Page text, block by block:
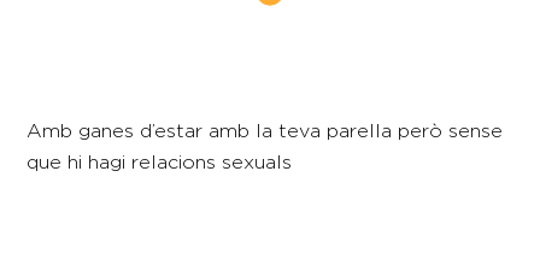
Amb ganes d’estar amb la teva parella però sense
que hi hagi relacions sexuals